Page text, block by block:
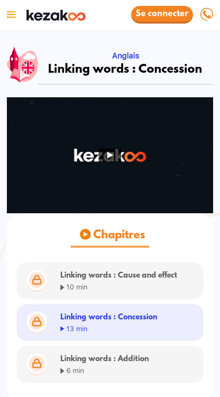
Se connecter
Anglais
Linking words : Concession
Chapitres
Linking words : Cause and effect
10 min
Linking words : Concession
13 min
Linking words : Addition
6 min